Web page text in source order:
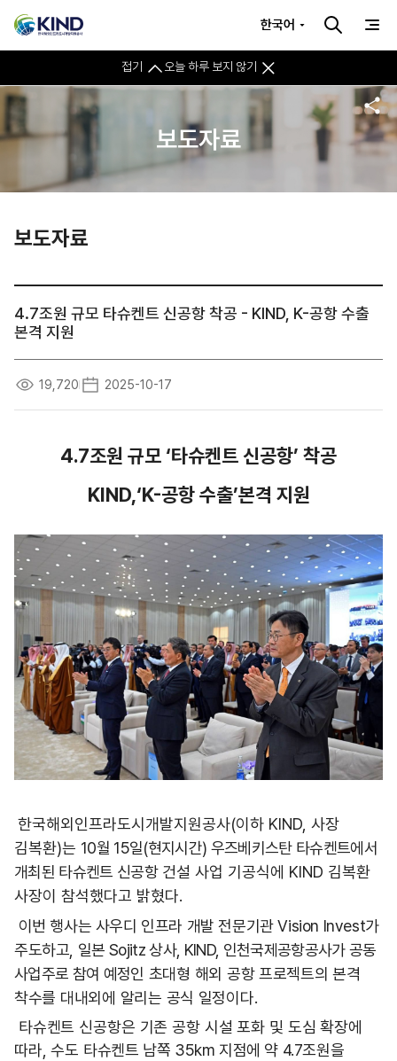
접기 오늘 하루 보지 않기
한국어
보도자료
보도자료
4.7조원 규모 타슈켄트 신공항 착공 - KIND, K-공항 수출
본격 지원
19,720 2025-10-17
4.7조원 규모 ‘타슈켄트 신공항’ 착공
KIND,‘K-공항 수출’본격 지원
한국해외인프라도시개발지원공사(이하 KIND, 사장
김복환)는 10월 15일(현지시간) 우즈베키스탄 타슈켄트에서
개최된 타슈켄트 신공항 건설 사업 기공식에 KIND 김복환
사장이 참석했다고 밝혔다.
이번 행사는 사우디 인프라 개발 전문기관 Vision Invest가
주도하고, 일본 Sojitz 상사, KIND, 인천국제공항공사가 공동
사업주로 참여 예정인 초대형 해외 공항 프로젝트의 본격
착수를 대내외에 알리는 공식 일정이다.
타슈켄트 신공항은 기존 공항 시설 포화 및 도심 확장에
따라, 수도 타슈켄트 남쪽 35km 지점에 약 4.7조원을